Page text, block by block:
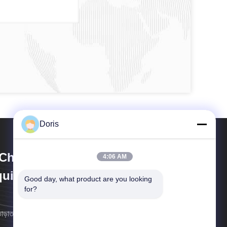
Liangchuan Mechanical
Co.,Ltd
সম্ভব আমরা আপনার কাছে ফিরে আসব।
Doris
4:06 AM
Good day, what product are you looking
for?